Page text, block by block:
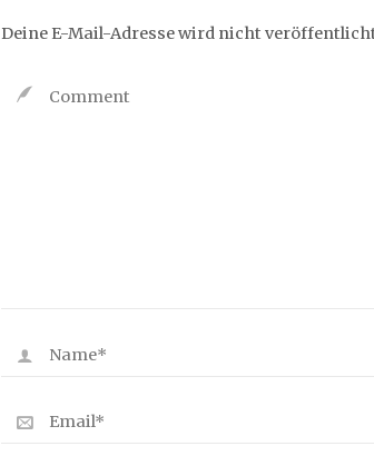
Deine E-Mail-Adresse wird nicht